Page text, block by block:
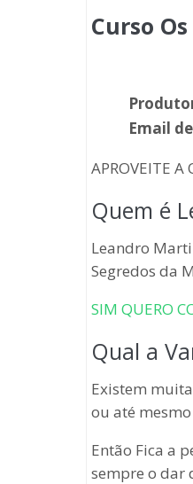
Curso
Email
APROVEITE
Quem é
Leandro
Segredos da
SIM QUERO
Qual a
Existem
ou até
Então Fica a
sempre o dar